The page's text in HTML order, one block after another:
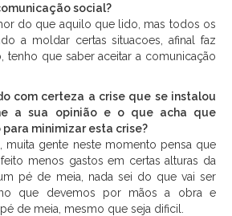
social?
do que aquilo que lido, mas todos os
a moldar certas situacoes, afinal faz
tenho que saber aceitar a comunicação
com certeza a crise que se instalou
a sua opinião e o que acha que
minimizar esta crise?
muita gente neste momento pensa que
menos gastos em certas alturas da
pé de meia, nada sei do que vai ser
que devemos por mãos a obra e
de meia, mesmo que seja dificil.